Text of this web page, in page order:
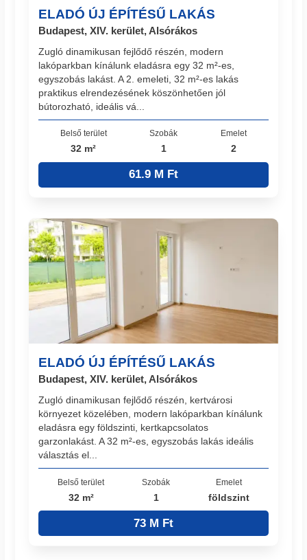
ELADÓ ÚJ ÉPÍTÉSŰ LAKÁS
Budapest, XIV. kerület, Alsórákos
Zugló dinamikusan fejlődő részén, modern
lakóparkban kínálunk eladásra egy 32 m²-es,
egyszobás lakást. A 2. emeleti, 32 m²-es lakás
praktikus elrendezésének köszönhetően jól
bútorozható, ideális vá...
Belső terület
32 m²
Szobák
1
Emelet
2
61.9 M Ft
ELADÓ ÚJ ÉPÍTÉSŰ LAKÁS
Budapest, XIV. kerület, Alsórákos
Zugló dinamikusan fejlődő részén, kertvárosi
környezet közelében, modern lakóparkban kínálunk
eladásra egy földszinti, kertkapcsolatos
garzonlakást. A 32 m²-es, egyszobás lakás ideális
választás el...
Belső terület
32 m²
Szobák
1
Emelet
földszint
73 M Ft